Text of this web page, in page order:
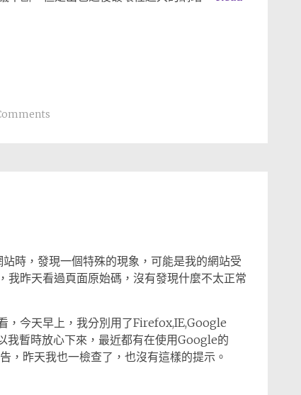
時，發現一個特殊的現象，可能是我的網站受
我昨天看過頁面原始碼，沒有發現什麼不太正常
，今天早上，我分別用了Firefox,IE,Google
暫時放心下來，最近都有在使用Google的
昨天我也一檢查了，也沒有這樣的提示。